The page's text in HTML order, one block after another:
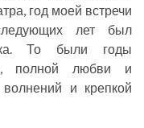
год моей встречи
лет был
То были годы
полной любви и
и крепкой